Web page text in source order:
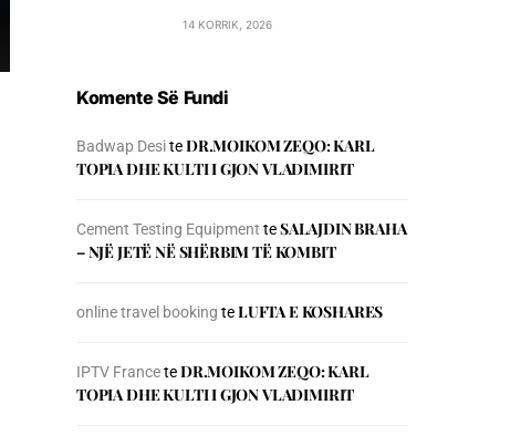
14 KORRIK, 2026
Komente Së Fundi
Badwap DesiteDR.MOIKOM ZEQO: KARL
TOPIA DHE KULTI I GJON VLADIMIRIT
Cement Testing Equipment teSALAJDIN BRAHA
– NJЁ JETЁ NЁ SHЁRBIM TЁ KOMBIT
online travel booking teLUFTA E KOSHARES
IPTV FranceteDR.MOIKOM ZEQO: KARL
TOPIA DHE KULTI I GJON VLADIMIRIT